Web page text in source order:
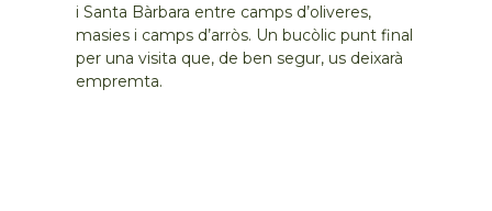
i Santa Bàrbara entre camps d’oliveres,
masies i camps d’arròs. Un bucòlic punt final
per una visita que, de ben segur, us deixarà
empremta.